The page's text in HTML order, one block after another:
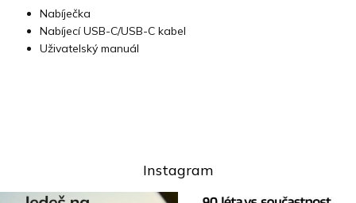
Nabíječka
Nabíjecí USB-C/USB-C kabel
Uživatelský manuál
Instagram